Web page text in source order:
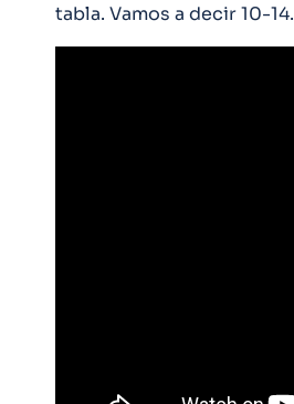
tabla. Vamos a decir 10-14.